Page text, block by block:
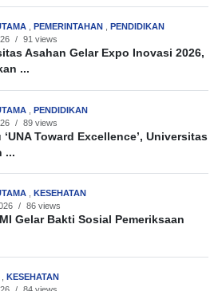
PEMERINTAHAN
PENDIDIKAN
/ 91 views
Asahan Gelar Expo Inovasi 2026,
...
PENDIDIKAN
/ 89 views
‘UNA Toward Excellence’, Universitas
...
KESEHATAN
/ 86 views
Gelar Bakti Sosial Pemeriksaan
KESEHATAN
/ 84 views